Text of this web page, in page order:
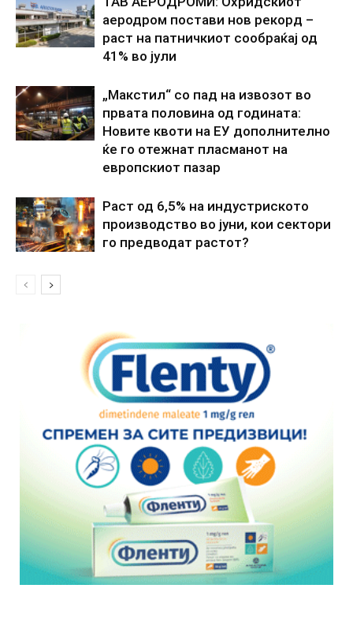
аеродром постави нов рекорд –
раст на патничкиот сообраќај од
41% во јули
„Макстил“ со пад на извозот во
првата половина од годината:
Новите квоти на ЕУ дополнително
ќе го отежнат пласманот на
европскиот пазар
Раст од 6,5% на индустриското
производство во јуни, кои сектори
го предводат растот?